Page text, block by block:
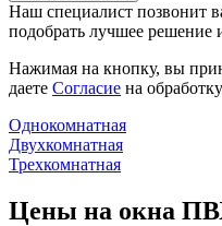
Наш специалист позвонит
подобрать лучшее решение
Нажимая на кнопку, вы
даете Согласие на
Однокомнатная
Двухкомнатная
Трехкомнатная
Цены на окна